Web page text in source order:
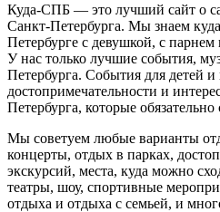
Куда-СПБ — это лучший сайт о
Санкт-Петербурга. Мы знаем
Петербурге с девушкой, с
У нас только лучшие события,
Петербурга. События для детей
достопримечательности и
Петербурга, которые обязательно
Мы советуем любые варианты
концерты, отдых в парках,
экскурсий, места, куда можно
театры, шоу, спортивные
отдыха и отдыха с семьей, и